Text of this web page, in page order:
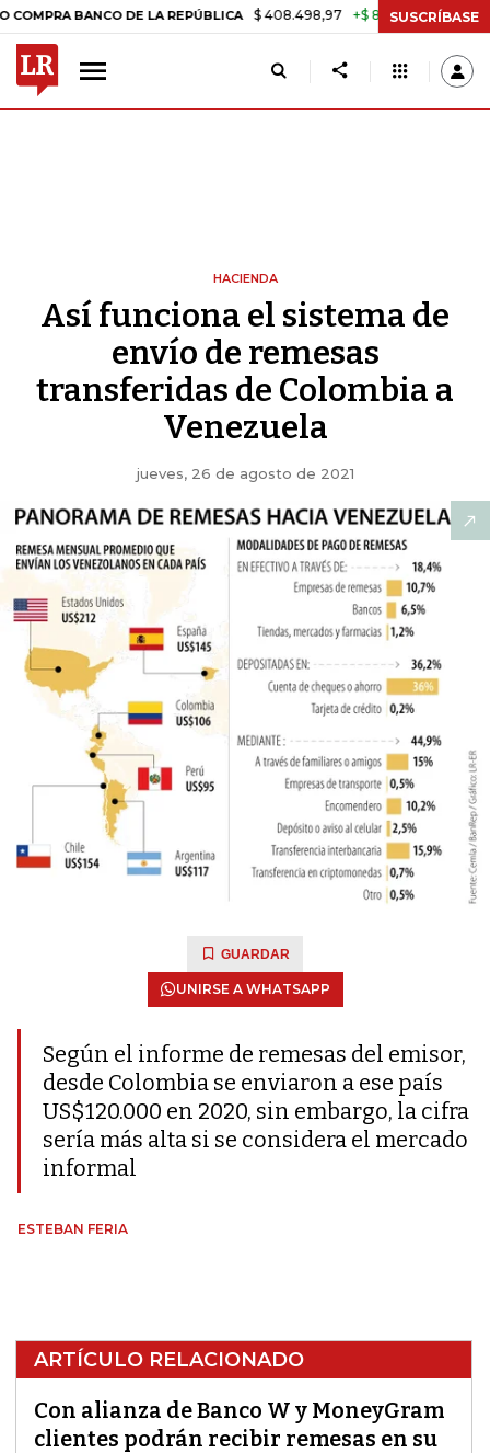
DE LA REPÚBLICA $ 408.498,97 +$ 8.753,81 +2,19% TASA
SUSCRÍBASE
HACIENDA
Así funciona el sistema de
envío de remesas
transferidas de Colombia a
Venezuela
jueves, 26 de agosto de 2021
GUARDAR
UNIRSE A WHATSAPP
Según el informe de remesas del emisor,
desde Colombia se enviaron a ese país
US$120.000 en 2020, sin embargo, la cifra
sería más alta si se considera el mercado
informal
ESTEBAN FERIA
ARTÍCULO RELACIONADO
Con alianza de Banco W y MoneyGram
clientes podrán recibir remesas en su